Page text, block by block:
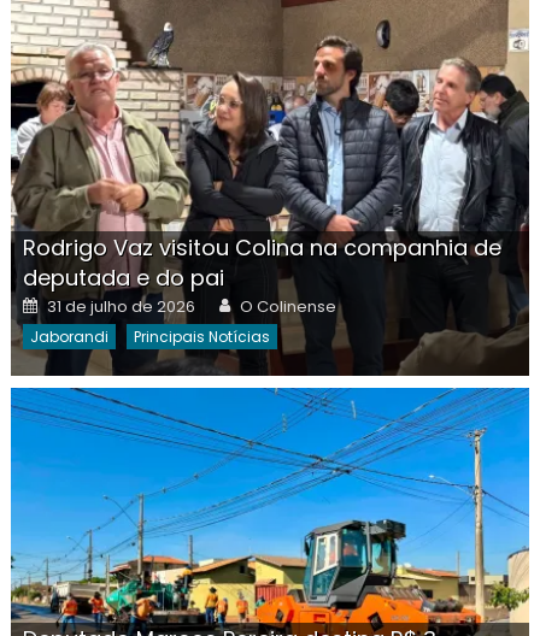
Rodrigo Vaz visitou Colina na companhia de
deputada e do pai
Posted
on
31 de julho de 2026 Author
O Colinense
Jaborandi Principais Notícias